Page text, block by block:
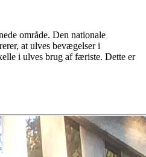
område. Den nationale
at ulves bevægelser i
i ulves brug af færiste. Dette er